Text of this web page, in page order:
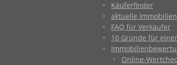
Käuferfinder
aktuelle
FAQ für Verkäufer
10 Gründe für
Online-